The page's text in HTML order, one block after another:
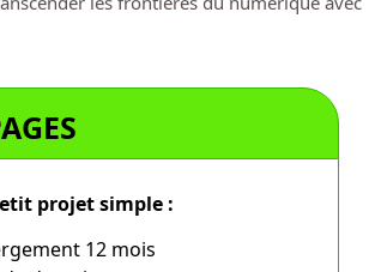
projet simple :
12 mois